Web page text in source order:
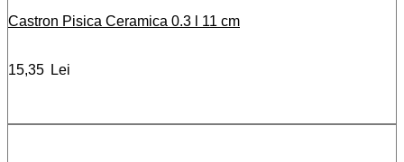
Castron Pisica Ceramica 0.3 l 11 cm
15,35 Lei